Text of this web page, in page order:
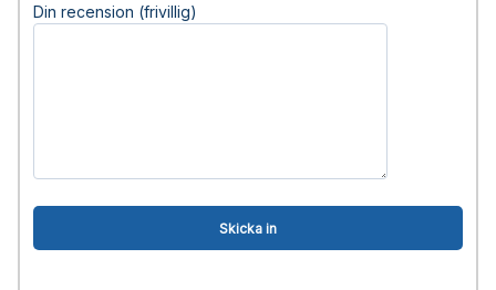
Din recension (frivillig)